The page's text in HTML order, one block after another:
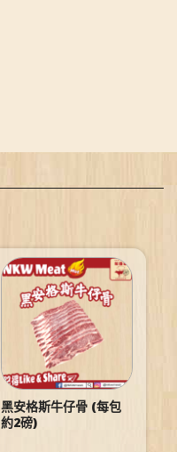
黑安格斯牛仔骨 (每包
約2磅)